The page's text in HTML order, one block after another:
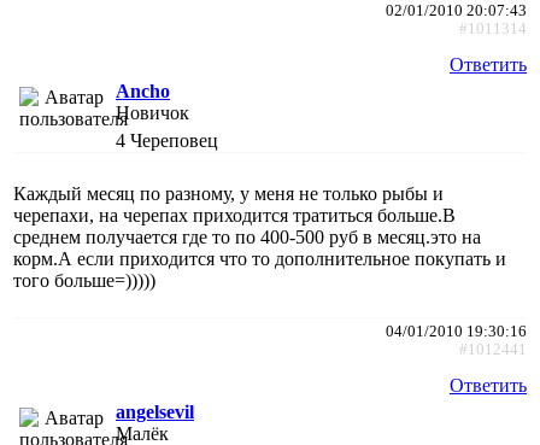
02/01/2010 20:07:43
#1011314
Ответить
Ancho
Новичок
4 Череповец
Каждый месяц по разному, у меня не только рыбы и
черепахи, на черепах приходится тратиться больше.В
среднем получается где то по 400-500 руб в месяц.это на
корм.А если приходится что то дополнительное покупать и
того больше=)))))
04/01/2010 19:30:16
#1012441
Ответить
angelsevil
Малёк